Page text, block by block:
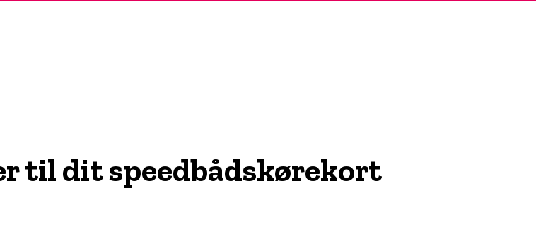
til dit speedbådskørekort